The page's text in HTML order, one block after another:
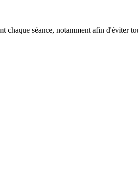
chaque séance, notamment afin